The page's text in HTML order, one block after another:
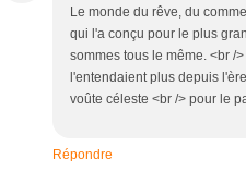
Le monde du rêve, du
qui l'a conçu pour le plus
sommes tous le même. <br /
l'entendaient plus depuis
voûte céleste <br /> pour le
Répondre